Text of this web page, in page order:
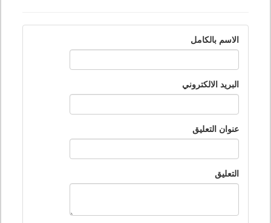
الاسم بالكامل
البريد الالكتروني
عنوان التعليق
التعليق